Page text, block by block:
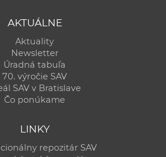
AKTUÁLNE
Aktuality
Newsletter
Úradná tabuľa
70. výročie SAV
SAV v Bratislave
Čo ponúkame
LINKY
repozitár SAV